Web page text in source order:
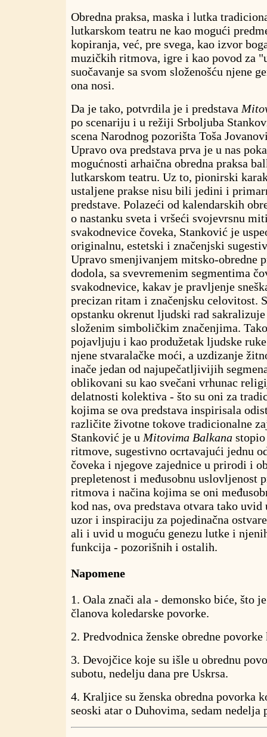
Obredna praksa, maska i lutka
lutkarskom teatru ne kao mogući
kopiranja, već, pre svega, kao izvor
muzičkih ritmova, igre i kao povod za
suočavanje sa svom složenošću njene
ona nosi.
Da je tako, potvrdila je i predstava
po scenariju i u režiji Srboljuba
scena Narodnog pozorišta Toša
Upravo ova predstava prva je u nas
mogućnosti arhaična obredna praksa
lutkarskom teatru. Uz to, pionirski
ustaljene prakse nisu bili jedini i
predstave. Polazeći od kalendarskih
o nastanku sveta i vršeći svojevrsnu
svakodnevice čoveka, Stanković je
originalnu, estetski i značenjski
Upravo smenjivanjem mitsko-obredne
dodola, sa svevremenim segmentima
svakodnevice, kakav je pravljenje
precizan ritam i značenjsku celovitost.
opstanku okrenut ljudski rad
složenim simboličkim značenjima.
pojavljuju i kao produžetak ljudske
njene stvaralačke moći, a uzdizanje
inače jedan od najupečatljivijih
oblikovani su kao svečani vrhunac
delatnosti kolektiva - što su oni za
kojima se ova predstava inspirisala
različite životne tokove tradicionalne
Stanković je u Mitovima Balkana
ritmove, sugestivno ocrtavajući jednu
čoveka i njegove zajednice u prirodi i
prepletenost i međusobnu uslovljenost
ritmova i načina kojima se oni
kod nas, ova predstava otvara tako uvid
uzor i inspiraciju za pojedinačna
ali i uvid u moguću genezu lutke i
funkcija - pozorišnih i ostalih.
Napomene
1. Oala znači ala - demonsko biće, što
članova koledarske povorke.
2. Predvodnica ženske obredne
3. Devojčice koje su išle u obrednu
subotu, nedelju dana pre Uskrsa.
4. Kraljice su ženska obredna povorka
seoski atar o Duhovima, sedam nedelja